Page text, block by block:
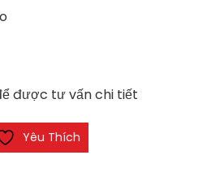
được tư vấn chi tiết
Yêu Thích